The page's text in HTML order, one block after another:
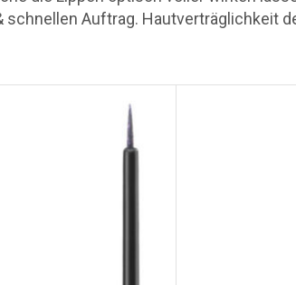
schnellen Auftrag. Hautverträglichkeit